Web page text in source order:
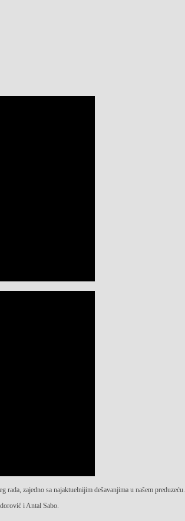
zajedno sa najaktuelnijim dešavanjima u našem preduzeću.
i Antal Sabo.